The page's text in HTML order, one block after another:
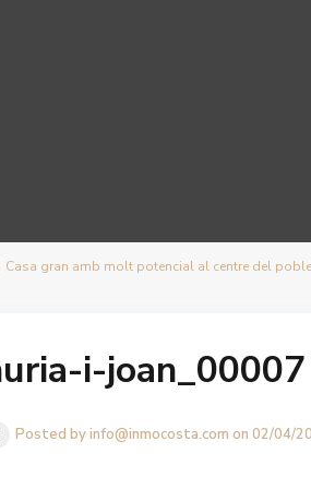
Casa gran amb molt potencial al centre del
i-joan_00007
Posted by info@inmocosta.com on 02/04/